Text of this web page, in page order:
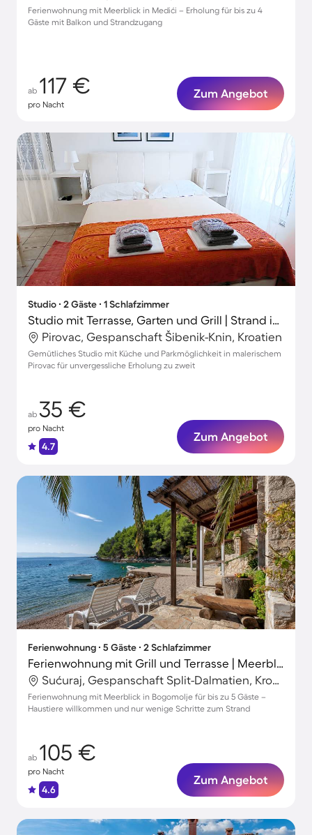
Ferienwohnung mit Meerblick in Medići – Erholung für bis zu 4
Gäste mit Balkon und Strandzugang
ab 117 €
pro Nacht
Zum Angebot
Studio ∙ 2 Gäste ∙ 1 Schlafzimmer
Studio mit Terrasse, Garten und Grill | Strand in der Nähe
Pirovac, Gespanschaft Šibenik-Knin, Kroatien
Gemütliches Studio mit Küche und Parkmöglichkeit in malerischem
Pirovac für unvergessliche Erholung zu zweit
ab 35 €
pro Nacht
4.7
Zum Angebot
Ferienwohnung ∙ 5 Gäste ∙ 2 Schlafzimmer
Ferienwohnung mit Grill und Terrasse | Meerblick
Sućuraj, Gespanschaft Split-Dalmatien, Kroatien
Ferienwohnung mit Meerblick in Bogomolje für bis zu 5 Gäste –
Haustiere willkommen und nur wenige Schritte zum Strand
ab 105 €
pro Nacht
4.6
Zum Angebot